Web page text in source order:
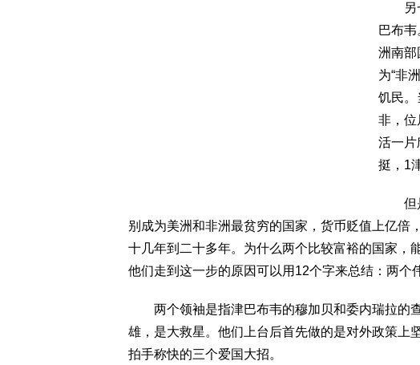
另一
巴布
洲南部
为“非
饥民。
非，位
活一片
挺，1
但是
别成为美洲和非洲最贫穷的国家，货币贬值上亿倍
十几年到二十多年。为什么两个比较富裕的国家，
他们走到这一步的原因可以用12个字来总结：两个
两个领袖是指津巴布韦的穆加贝和委内瑞拉的
雄，是大救星。他们上台后首先做的是对外政策上
拍手称快的三个爱国大招。